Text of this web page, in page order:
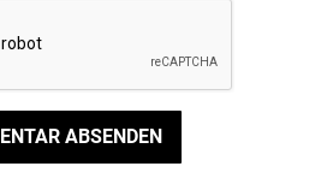
ABSENDEN